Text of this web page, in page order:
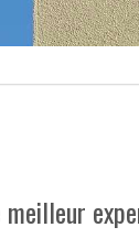
meilleur